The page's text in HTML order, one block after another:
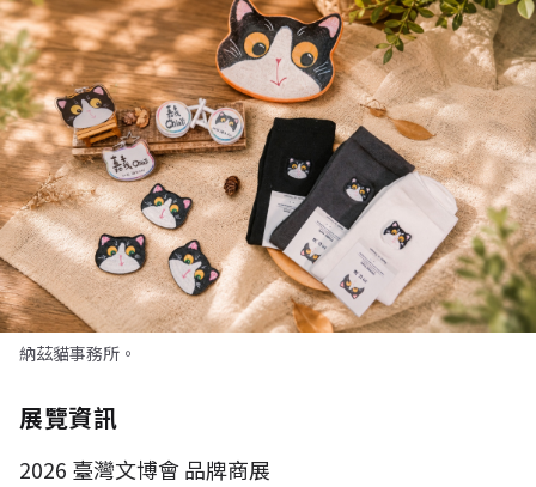
納茲貓事務所。
展覽資訊
2026 臺灣文博會 品牌商展